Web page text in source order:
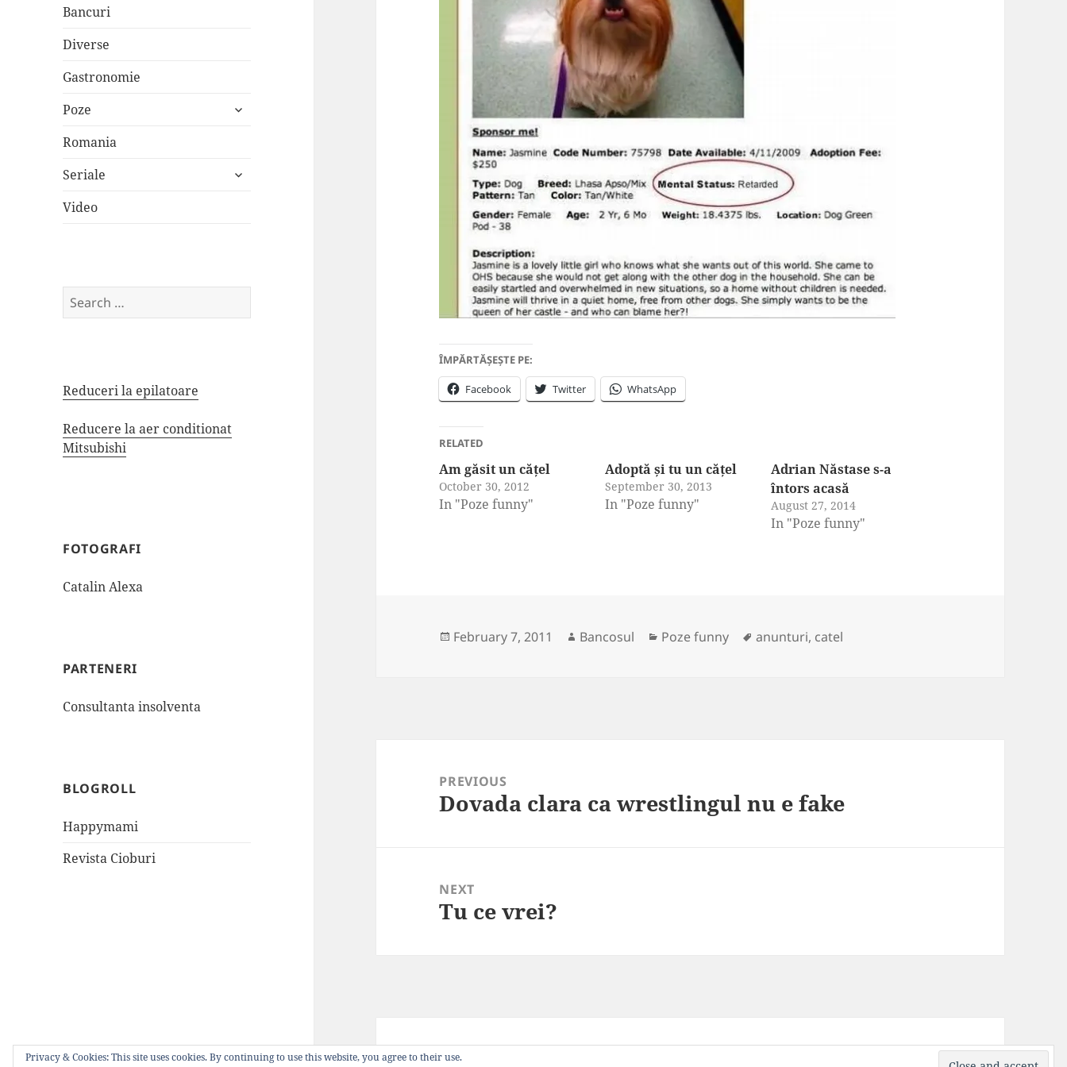
Bancuri
Diverse
Gastronomie
Poze
expand
Romania
Seriale
expand
Video
Search
for:
Reduceri la epilatoare
Reducere la aer conditionat
Mitsubishi
FOTOGRAFI
Catalin Alexa
PARTENERI
Consultanta insolventa
BLOGROLL
Happymami
Revista Cioburi
ÎMPĂRTĂȘEȘTE PE:
Facebook Twitter WhatsApp
RELATED
Am găsit un cățel
October 30, 2012
In "Poze funny"
Adoptă și tu un cățel
September 30, 2013
In "Poze funny"
Adrian Năstase s-a
întors acasă
August 27, 2014
In "Poze funny"
Posted
February 7, 2011 Author
Bancosul Categories
Poze funny Tags
anunturi, catel
navigationPREVIOUS
Previous
Dovada clara ca wrestlingul nu e fake
NEXT
Next
Tu ce vrei?
Privacy Policy
Privacy & Cookies: This site uses cookies. By continuing to use this website, you agree to their use.